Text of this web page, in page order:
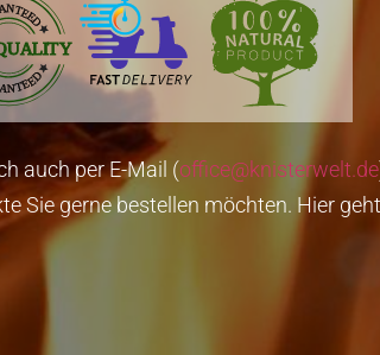
auch per E-Mail (office@knisterwelt.de
Sie gerne bestellen möchten. Hier